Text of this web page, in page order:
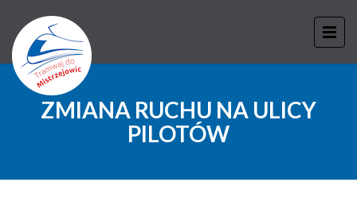
ZMIANA RUCHU NA ULICY
PILOTÓW